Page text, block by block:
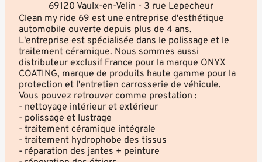
69120 Vaulx-en-Velin - 3 rue Lepecheur
Clean my ride 69 est une entreprise d'esthétique
automobile ouverte depuis plus de 4 ans.
L'entreprise est spécialisée dans le polissage et le
traitement céramique. Nous sommes aussi
distributeur exclusif France pour la marque ONYX
COATING, marque de produits haute gamme pour la
protection et l'entretien carrosserie de véhicule.
Vous pouvez retrouver comme prestation :
- nettoyage intérieur et extérieur
- polissage et lustrage
- traitement céramique intégrale
- traitement hydrophobe des tissus
- réparation des jantes + peinture